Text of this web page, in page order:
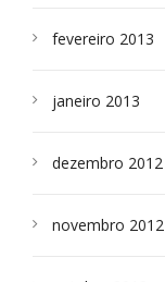
fevereiro 2013
janeiro 2013
dezembro 2012
novembro 2012